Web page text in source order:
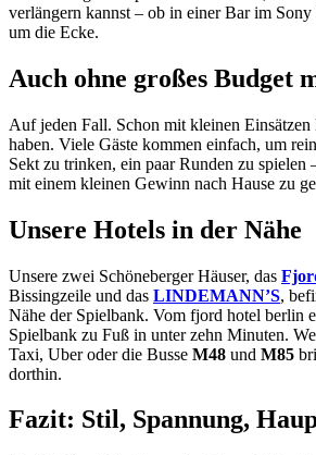
verlängern kannst – ob in einer Bar im
um die Ecke.
Auch ohne großes Budget
Auf jeden Fall. Schon mit kleinen
haben. Viele Gäste kommen einfach, um
Sekt zu trinken, ein paar Runden zu spielen
mit einem kleinen Gewinn nach Hause zu
Unsere Hotels in der Nähe
Unsere zwei Schöneberger Häuser, das
Bissingzeile und das LINDEMANN’S,
Nähe der Spielbank. Vom fjord hotel berlin
Spielbank zu Fuß in unter zehn Minuten.
Taxi, Uber oder die Busse M48 und M85
dorthin.
Fazit: Stil, Spannung,